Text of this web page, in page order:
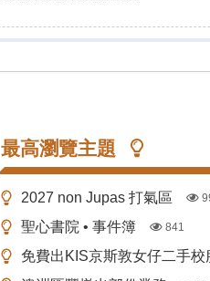
最高瀏覽主題
2027 non Jupas 打氣區
聖心書院 • 事件簿 841
免費出KIS京斯敦女仔二手校